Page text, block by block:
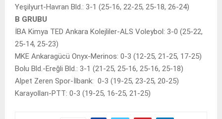
Yeşilyurt-Havran Bld.: 3-1 (25-16, 22-25, 25-18, 26-24)
B GRUBU
İBA Kimya TED Ankara Kolejliler-ALS Voleybol: 3-0 (25-22,
25-14, 25-23)
MKE Ankaragücü Onyx-Merinos: 0-3 (12-25, 21-25, 17-25)
Bolu Bld.-Ereğli Bld.: 3-1 (21-25, 25-16, 25-16, 25-18)
Alpet Zeren Spor-İlbank: 0-3 (19-25, 23-25, 20-25)
Karayolları-PTT: 0-3 (19-25, 16-25, 21-25)